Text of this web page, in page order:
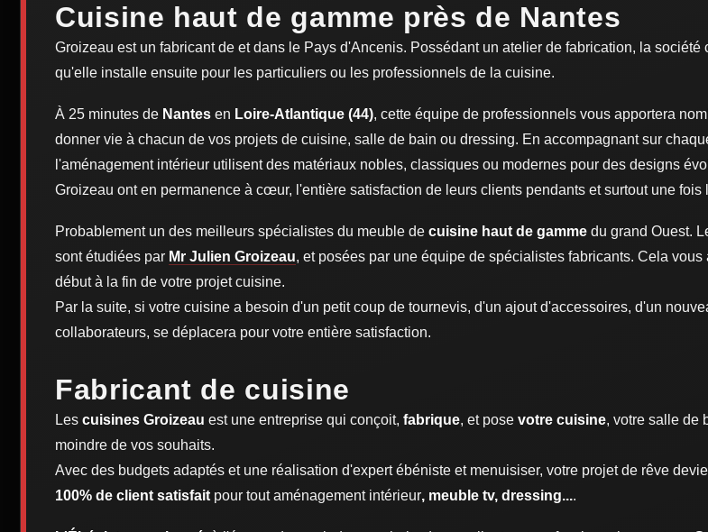
Cuisine haut de gamme près de Nantes
Groizeau est un fabricant de et dans le Pays d'Ancenis. Possédant un atelier de fabrication, la
qu'elle installe ensuite pour les particuliers ou les professionnels de la cuisine.
À 25 minutes de Nantes en Loire-Atlantique (44), cette équipe de professionnels vous apportera
donner vie à chacun de vos projets de cuisine, salle de bain ou dressing. En accompagnant sur
l'aménagement intérieur utilisent des matériaux nobles, classiques ou modernes pour des designs
Groizeau ont en permanence à cœur, l'entière satisfaction de leurs clients pendants et surtout une fois
Probablement un des meilleurs spécialistes du meuble de cuisine haut de gamme du grand Ouest.
sont étudiées par Mr Julien Groizeau, et posées par une équipe de spécialistes fabricants. Cela
début à la fin de votre projet cuisine.
Par la suite, si votre cuisine a besoin d'un petit coup de tournevis, d'un ajout d'accessoires, d'un
collaborateurs, se déplacera pour votre entière satisfaction.
Fabricant de cuisine
Les cuisines Groizeau est une entreprise qui conçoit, fabrique, et pose votre cuisine, votre salle de
moindre de vos souhaits.
Avec des budgets adaptés et une réalisation d'expert ébéniste et menuisiser, votre projet de rêve
100% de client satisfait pour tout aménagement intérieur, meuble tv, dressing....